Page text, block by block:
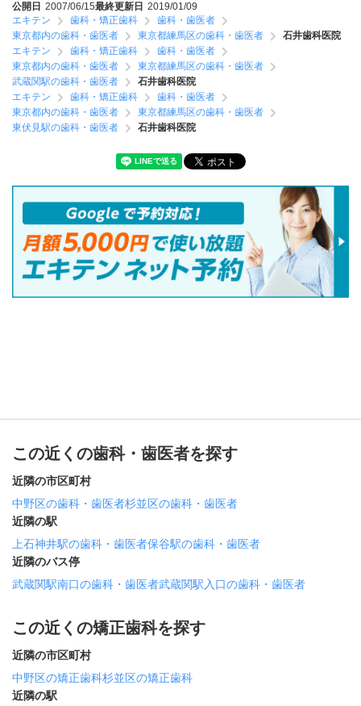
公開日 2007/06/15最終更新日 2019/01/09
エキテン
歯科・矯正歯科
歯科・歯医者
東京都内の歯科・歯医者
東京都練馬区の歯科・歯医者
石井歯科医院
エキテン
歯科・矯正歯科
歯科・歯医者
東京都内の歯科・歯医者
東京都練馬区の歯科・歯医者
武蔵関駅の歯科・歯医者
石井歯科医院
エキテン
歯科・矯正歯科
歯科・歯医者
東京都内の歯科・歯医者
東京都練馬区の歯科・歯医者
東伏見駅の歯科・歯医者
石井歯科医院
この近くの歯科・歯医者を探す
近隣の市区町村
中野区の歯科・歯医者杉並区の歯科・歯医者
近隣の駅
上石神井駅の歯科・歯医者保谷駅の歯科・歯医者
近隣のバス停
武蔵関駅南口の歯科・歯医者武蔵関駅入口の歯科・歯医者
この近くの矯正歯科を探す
近隣の市区町村
中野区の矯正歯科杉並区の矯正歯科
近隣の駅